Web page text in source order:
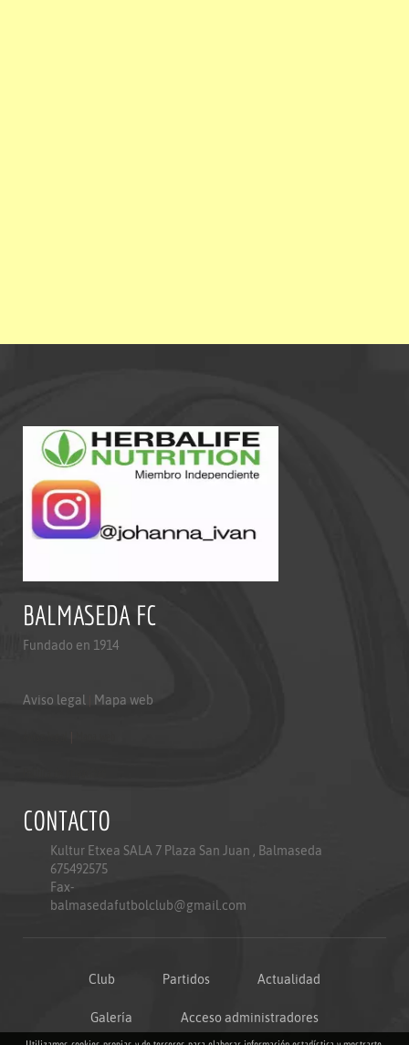
BALMASEDA FC
Fundado en 1914
Aviso legal Mapa web
CONTACTO
Kultur Etxea SALA 7 Plaza San Juan , Balmaseda
675492575
Fax-
balmasedafutbolclub@gmail.com
Club Partidos Actualidad
Galería
Acceso administradores